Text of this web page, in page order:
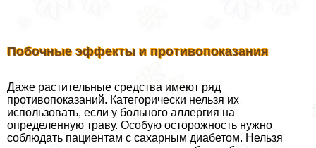
Побочные эффекты и противопоказания
Даже растительные средства имеют ряд
противопоказаний. Категорически нельзя их
использовать, если у больного аллергия на
определенную траву. Особую осторожность нужно
соблюдать пациентам с сахарным диабетом. Нельзя